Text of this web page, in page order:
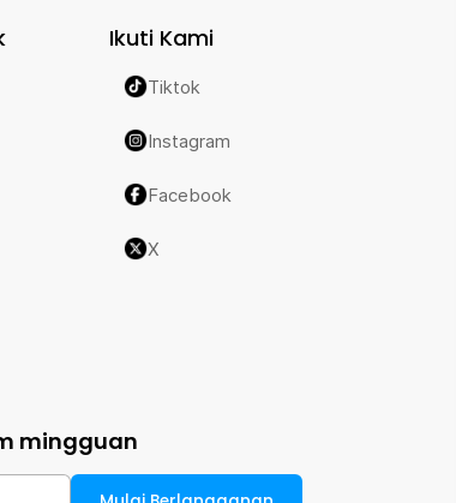
Ikuti Kami
Tiktok
Instagram
Facebook
X
mingguan